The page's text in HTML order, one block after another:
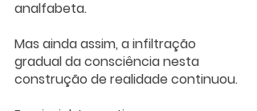
analfabeta.
Mas ainda assim, a infiltração
gradual da consciência nesta
construção de realidade continuou.